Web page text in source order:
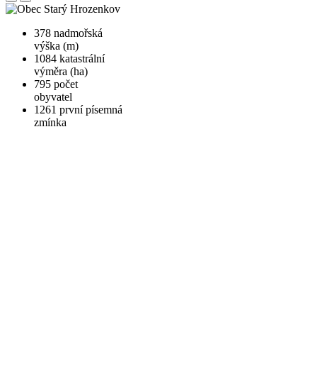
378 nadmořská
výška (m)
1084 katastrální
výměra (ha)
795 počet
obyvatel
1261 první písemná
zmínka